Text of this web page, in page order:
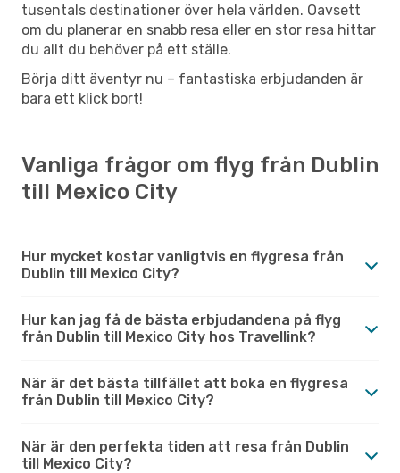
tusentals destinationer över hela världen. Oavsett
om du planerar en snabb resa eller en stor resa hittar
du allt du behöver på ett ställe.
Börja ditt äventyr nu – fantastiska erbjudanden är
bara ett klick bort!
Vanliga frågor om flyg från Dublin
till Mexico City
Hur mycket kostar vanligtvis en flygresa från
Dublin till Mexico City?
Hur kan jag få de bästa erbjudandena på flyg
från Dublin till Mexico City hos Travellink?
När är det bästa tillfället att boka en flygresa
från Dublin till Mexico City?
När är den perfekta tiden att resa från Dublin
till Mexico City?